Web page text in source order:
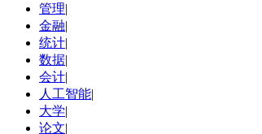
管理|
金融|
统计|
数据|
会计|
人工智能|
大学|
论文|